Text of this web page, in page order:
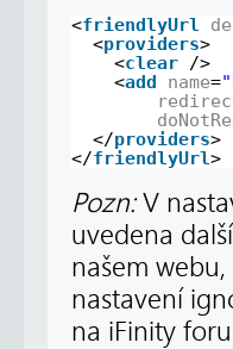
<friendlyUrl
<providers>
<clear
/>
<add name=
</providers>
</friendlyUrl>
Pozn:V
uvedena
našem
nastavení
na iFinity